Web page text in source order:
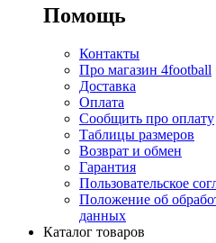
Помощь
Контакты
Про магазин 4football
Доставка
Оплата
Сообщить про оплату
Таблицы размеров
Возврат и обмен
Гарантия
Пользовательское
Положение об
данных
Каталог товаров